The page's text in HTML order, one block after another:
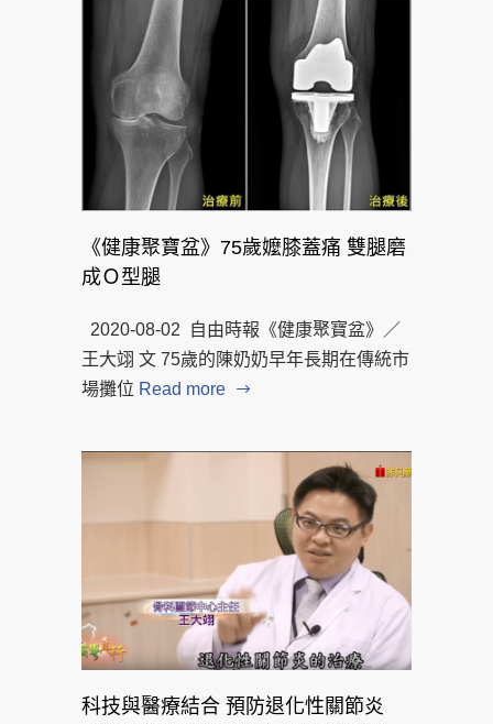
《健康聚寶盆》75歲嬤膝蓋痛 雙腿磨
成Ｏ型腿
2020-08-02 自由時報《健康聚寶盆》／
王大翊 文 75歲的陳奶奶早年長期在傳統市
場攤位 Read more
科技與醫療結合 預防退化性關節炎